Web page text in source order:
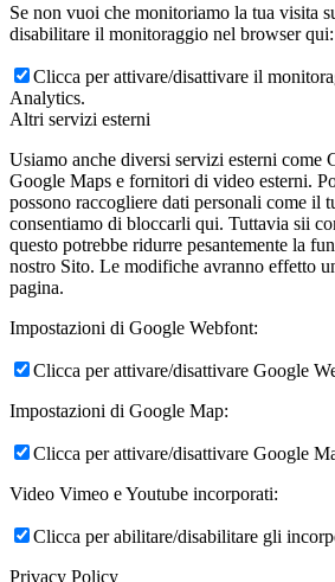
Se non vuoi che monitoriamo la tua visita
disabilitare il monitoraggio nel browser qui:
Clicca per attivare/disattivare il
Analytics.
Altri servizi esterni
Usiamo anche diversi servizi esterni come
Google Maps e fornitori di video esterni.
possono raccogliere dati personali come il
consentiamo di bloccarli qui. Tuttavia sii
questo potrebbe ridurre pesantemente la
nostro Sito. Le modifiche avranno effetto
pagina.
Impostazioni di Google Webfont:
Clicca per attivare/disattivare Google
Impostazioni di Google Map:
Clicca per attivare/disattivare Google
Video Vimeo e Youtube incorporati:
Clicca per abilitare/disabilitare gli
Privacy Policy